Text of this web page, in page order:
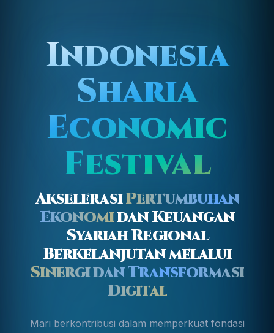
Indonesia
Sharia
Economic
Festival
AkselerasiPertumbuhan
Ekonomidan Keuangan
Syariah Regional
Berkelanjutan melalui
Sinergi dan Transformasi
Digital
Mari berkontribusi dalam memperkuat fondasi